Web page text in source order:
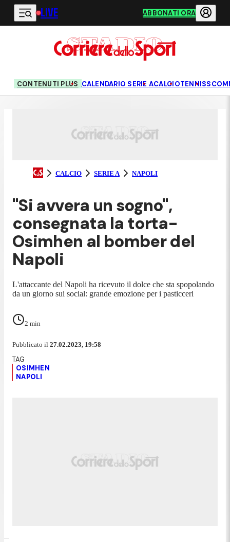
Vai al contenuto principale
LIVE ABBONATI ORA
CONTENUTI PLUS CALENDARIO SERIE ACALCIOTENNIS
CALCIO SERIE A NAPOLI
"Si avvera un sogno",
consegnata la torta-
Osimhen al bomber del
Napoli
L'attaccante del Napoli ha ricevuto il dolce che sta spopolando
da un giorno sui social: grande emozione per i pasticceri
2 min
Pubblicato il 27.02.2023, 19:58
OSIMHEN
NAPOLI